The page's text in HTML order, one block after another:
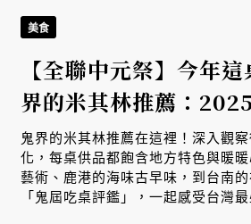
美食
【全聯中元祭】今年
界的米其林推薦：
鬼界的米其林推薦在這裡！深入觀
化，每桌供品都飽含地方特色與暖
藝術、鹿港的海味古早味，到台南
「鬼屆吃桌評鑑」，一起感受台灣